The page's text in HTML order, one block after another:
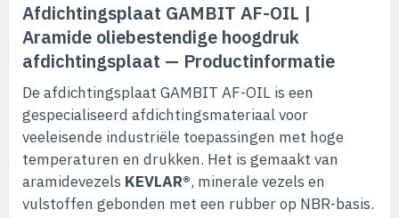
Afdichtingsplaat GAMBIT AF-OIL |
Aramide oliebestendige hoogdruk
afdichtingsplaat — Productinformatie
De afdichtingsplaat GAMBIT AF-OIL is een
gespecialiseerd afdichtingsmateriaal voor
veeleisende industriële toepassingen met hoge
temperaturen en drukken. Het is gemaakt van
aramidevezels KEVLAR®, minerale vezels en
vulstoffen gebonden met een rubber op NBR-basis.